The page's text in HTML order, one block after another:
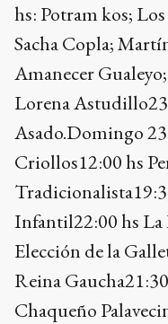
hs: Potram kos;
Sacha Copla;
Amanecer
Lorena
Asado.Domingo
Criollos12:00 hs
Infantil22:00 hs La
Elección de la
Reina
Chaqueño